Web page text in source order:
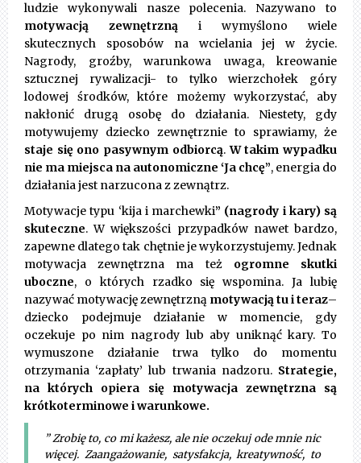
ludzie wykonywali nasze polecenia. Nazywano to
motywacją zewnętrzną i wymyślono wiele
skutecznych sposobów na wcielania jej w życie.
Nagrody, groźby, warunkowa uwaga, kreowanie
sztucznej rywalizacji- to tylko wierzchołek góry
lodowej środków, które możemy wykorzystać, aby
nakłonić drugą osobę do działania. Niestety, gdy
motywujemy dziecko zewnętrznie to sprawiamy, że
staje się ono pasywnym odbiorcą.W takim wypadku
nie ma miejsca na autonomiczne ‘Ja chcę”, energia do
działania jest narzucona z zewnątrz.
Motywacje typu ‘kija i marchewki” (nagrody i kary) są
skuteczne. W większości przypadków nawet bardzo,
zapewne dlatego tak chętnie je wykorzystujemy. Jednak
motywacja zewnętrzna ma też ogromne skutki
uboczne, o których rzadko się wspomina. Ja lubię
nazywać motywację zewnętrzną motywacją tu i teraz–
dziecko podejmuje działanie w momencie, gdy
oczekuje po nim nagrody lub aby uniknąć kary. To
wymuszone działanie trwa tylko do momentu
otrzymania ‘zapłaty’ lub trwania nadzoru. Strategie,
na których opiera się motywacja zewnętrzna są
krótkoterminowe i warunkowe.
” Zrobię to, co mi każesz, ale nie oczekuj ode mnie nic
więcej. Zaangażowanie, satysfakcja, kreatywność, to